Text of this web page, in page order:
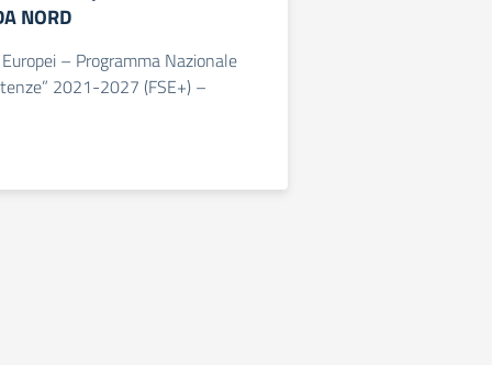
NORD
– Programma Nazionale
2021-2027 (FSE+) –